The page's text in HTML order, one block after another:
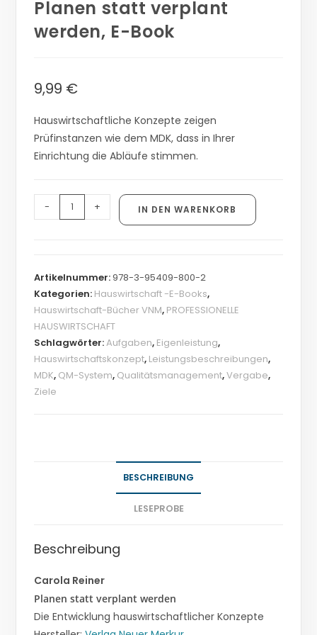
Planen statt verplant
werden, E-Book
9,99 €
Hauswirtschaftliche Konzepte zeigen
Prüfinstanzen wie dem MDK, dass in Ihrer
Einrichtung die Abläufe stimmen.
- + IN DEN WARENKORB
Artikelnummer:978-3-95409-800-2
Kategorien: Hauswirtschaft -E-Books,
Hauswirtschaft-Bücher VNM, PROFESSIONELLE
HAUSWIRTSCHAFT
Schlagwörter:Aufgaben, Eigenleistung,
Hauswirtschaftskonzept, Leistungsbeschreibungen,
MDK, QM-System, Qualitätsmanagement,Vergabe,
Ziele
BESCHREIBUNG
LESEPROBE
Beschreibung
Carola Reiner
Planen statt verplant werden
Die Entwicklung hauswirtschaftlicher Konzepte